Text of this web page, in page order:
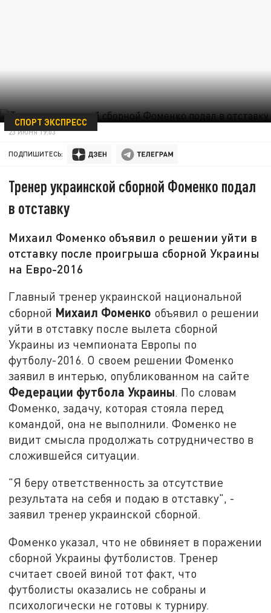
СПОРТ ЭКСПРЕСС
23 ИЮНЯ 19:03
ПОДПИШИТЕСЬ:
Тренер украинской сборной Фоменко подал
в отставку
Михаил Фоменко объявил о решении уйти в
отставку после проигрыша сборной Украины
на Евро-2016
Главный тренер украинской национальной
сборной Михаил Фоменко объявил о решении
уйти в отставку после вылета сборной
Украины из чемпионата Европы по
футболу-2016. О своем решении Фоменко
заявил в интерью, опубликованном на сайте
Федерации футбола Украины. По словам
Фоменко, задачу, которая стояла перед
командой, она не выполнили. Фоменко не
видит смысла продолжать сотрудничество в
сложившейся ситуации.
"Я беру ответственность за отсутствие
результата на себя и подаю в отставку", -
заявил тренер украинской сборной.
Фоменко указал, что не обвиняет в поражении
сборной Украины футболистов. Тренер
считает своей виной тот факт, что
футболисты оказались не собраны и
психологически не готовы к турниру.